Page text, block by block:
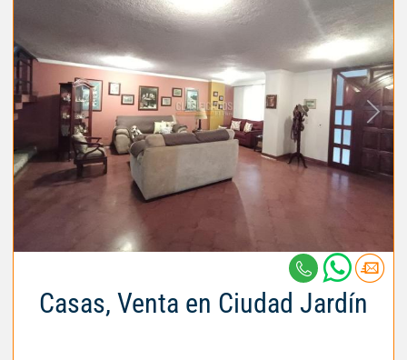
Casas, Venta en Ciudad Jardín